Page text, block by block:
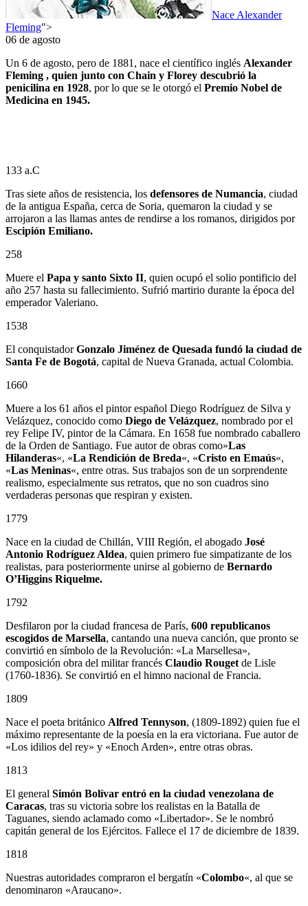
Nace Alexander
Fleming">
06 de agosto
Un 6 de agosto, pero de 1881, nace el científico inglés Alexander
Fleming , quien junto con Chain y Florey descubrió la
penicilina en 1928, por lo que se le otorgó el Premio Nobel de
Medicina en 1945.
133 a.C
Tras siete años de resistencia, los defensores de Numancia, ciudad
de la antigua España, cerca de Soria, quemaron la ciudad y se
arrojaron a las llamas antes de rendirse a los romanos, dirigidos por
Escipión Emiliano.
258
Muere el Papa y santo Sixto II, quien ocupó el solio pontificio del
año 257 hasta su fallecimiento. Sufrió martirio durante la época del
emperador Valeriano.
1538
El conquistadorGonzalo Jiménez de Quesada fundó la ciudad de
Santa Fe de Bogotá, capital de Nueva Granada, actual Colombia.
1660
Muere a los 61 años el pintor español Diego Rodríguez de Silva y
Velázquez, conocido como Diego de Velázquez, nombrado por el
rey Felipe IV, pintor de la Cámara. En 1658 fue nombrado caballero
de la Orden de Santiago. Fue autor de obras como»Las
Hilanderas«, «La Rendición de Breda«, «Cristo en Emaús«,
«Las Meninas«, entre otras. Sus trabajos son de un sorprendente
realismo, especialmente sus retratos, que no son cuadros sino
verdaderas personas que respiran y existen.
1779
Nace en la ciudad de Chillán, VIII Región, el abogado José
Antonio Rodríguez Aldea, quien primero fue simpatizante de los
realistas, para posteriormente unirse al gobierno de Bernardo
O’Higgins Riquelme.
1792
Desfilaron por la ciudad francesa de París, 600 republicanos
escogidos de Marsella, cantando una nueva canción, que pronto se
convirtió en símbolo de la Revolución: «La Marsellesa»,
composición obra del militar francés Claudio Rouget de Lisle
(1760-1836). Se convirtió en el himno nacional de Francia.
1809
Nace el poeta británico Alfred Tennyson, (1809-1892) quien fue el
máximo representante de la poesía en la era victoriana. Fue autor de
«Los idilios del rey» y «Enoch Arden», entre otras obras.
1813
El general Simón Bolívar entró en la ciudad venezolana de
Caracas, tras su victoria sobre los realistas en la Batalla de
Taguanes, siendo aclamado como «Libertador». Se le nombró
capitán general de los Ejércitos. Fallece el 17 de diciembre de 1839.
1818
Nuestras autoridades compraron el bergatín «Colombo«, al que se
denominaron «Araucano».